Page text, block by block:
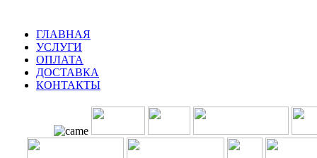
ГЛАВНАЯ
УСЛУГИ
ОПЛАТА
ДОСТАВКА
КОНТАКТЫ